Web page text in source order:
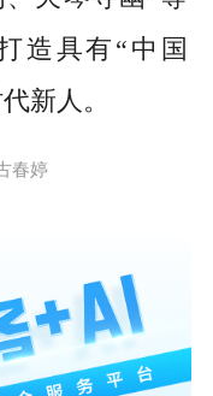
造具有“中国
新人。
春婷